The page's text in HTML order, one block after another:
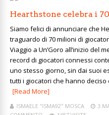
Hearthstone celebra i
Siamo felici di annunciare che
traguardo di 70 milioni di
Viaggio a Un’Goro all’inizio del
record di giocatori connessi
uno stesso giorno, sin dai suoi
tutti i giocatori che hanno
[Read More]
ISMAELE "ISMA92" MOSCA 3